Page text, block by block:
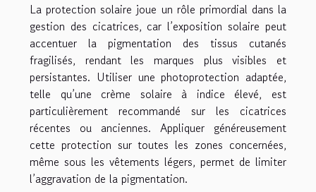
La protection solaire joue un rôle primordial dans la
gestion des cicatrices, car l’exposition solaire peut
accentuer la pigmentation des tissus cutanés
fragilisés, rendant les marques plus visibles et
persistantes. Utiliser une photoprotection adaptée,
telle qu’une crème solaire à indice élevé, est
particulièrement recommandé sur les cicatrices
récentes ou anciennes. Appliquer généreusement
cette protection sur toutes les zones concernées,
même sous les vêtements légers, permet de limiter
l’aggravation de la pigmentation.